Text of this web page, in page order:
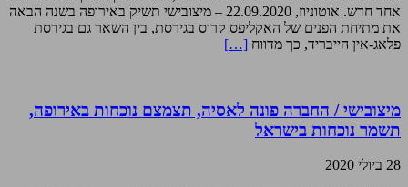
אחד חדש. אוטוניוז, 22.09.2020 – מיצובישי תשיק באירופה בשנה הבאה
את מתיחת הפנים של האקליפס קרוס בגירסת, בין השאר גם בגירסת
פלאג-אין הייבריד, כך מדווח […]
מיצובישי / החברה פונה לאסיה, תצמצם נוכחות באירופה,
תשמר נוכחות בישראל
28 ביולי 2020